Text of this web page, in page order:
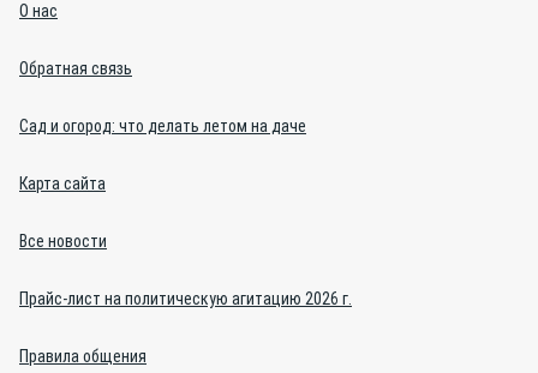
О нас
Обратная связь
Сад и огород: что делать летом на даче
Карта сайта
Все новости
Прайс-лист на политическую агитацию 2026 г.
Правила общения